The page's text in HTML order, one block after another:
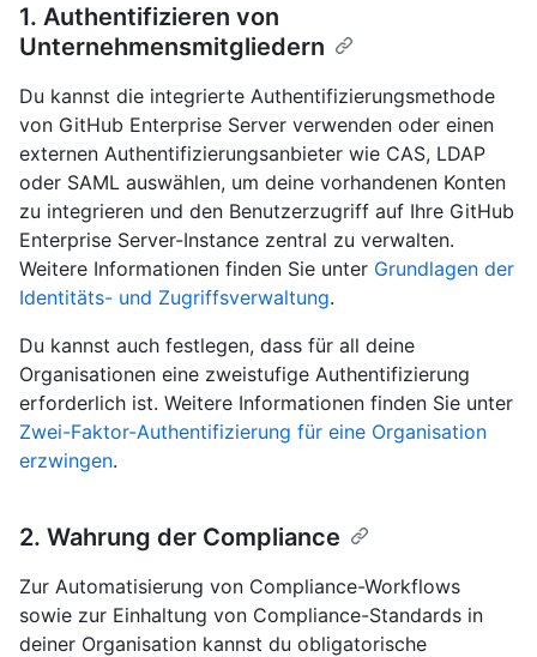
1. Authentifizieren von
Unternehmensmitgliedern
Du kannst die integrierte Authentifizierungsmethode
von GitHub Enterprise Server verwenden oder einen
externen Authentifizierungsanbieter wie CAS, LDAP
oder SAML auswählen, um deine vorhandenen Konten
zu integrieren und den Benutzerzugriff auf Ihre GitHub
Enterprise Server-Instance zentral zu verwalten.
Weitere Informationen finden Sie unter Grundlagen der
Identitäts- und Zugriffsverwaltung.
Du kannst auch festlegen, dass für all deine
Organisationen eine zweistufige Authentifizierung
erforderlich ist. Weitere Informationen finden Sie unter
Zwei-Faktor-Authentifizierung für eine Organisation
erzwingen.
2. Wahrung der Compliance
Zur Automatisierung von Compliance-Workflows
sowie zur Einhaltung von Compliance-Standards in
deiner Organisation kannst du obligatorische